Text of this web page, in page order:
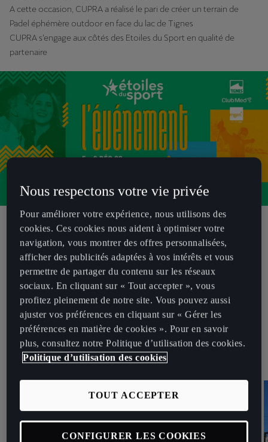
A cette occasion, CUPRA a réalisé le pari de créer un terrain de
Padel éphémère outdoor en face du lac de Tignes
CUPRA s’engage aux côtés des Etoiles du Sport en qualité de
partenaire
Pour la deuxième année consécutive, CUPRA s’engage auprès des
Etoiles du Sport. Les deux structures qui partagent les valeurs de
performances et de dépassement de soi renouvellent leur
collaboration initiée en 2021.
Cette année, CUPRA et les Etoiles du Sport ont décidé de mettre à
l’honneur la discipline du Padel. Dès aujourd’hui et jusqu’au jeudi 08
décembre inclus, un terrain de Padel outdoor éphémère est installé
en face du Lac de Tignes pour accueillir les athlètes et les espoirs
de la 21ème édition des Etoiles du Sport.
Nous respectons votre vie privée
Pour améliorer votre expérience, nous utilisons des
cookies. Ces cookies nous aident à optimiser votre
navigation, vous montrer des offres personnalisées,
afficher des publicités adaptées à vos intérêts et vous
permettre de partager du contenu sur les réseaux
sociaux. En cliquant sur « Tout accepter », vous
profitez pleinement de notre site. Vous pouvez aussi
ajuster vos préférences en cliquant sur « Gérer les
préférences en matière de cookies ». Pour en savoir
plus, consultez notre Politique d’utilisation des cookies.
Politique d’utilisation des cookies
TOUT ACCEPTER
CONFIGURER LES COOKIES